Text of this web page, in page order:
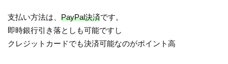
支払い方法は、PayPal決済です。
即時銀行引き落としも可能ですし
クレジットカードでも決済可能なのがポイント高